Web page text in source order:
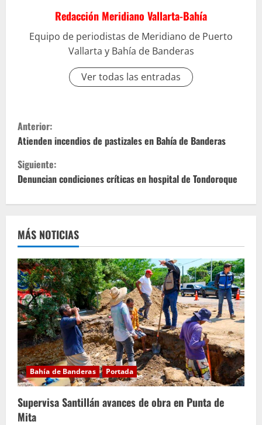
Redacción Meridiano Vallarta-Bahía
Equipo de periodistas de Meridiano de Puerto
Vallarta y Bahía de Banderas
Ver todas las entradas
S
i
g
l
e
y
e
n
d
o
Anterior:
Atienden incendios de pastizales en Bahía de Banderas
Siguiente:
Denuncian condiciones críticas en hospital de Tondoroque
MÁS NOTICIAS
Bahía de Banderas Portada
Supervisa Santillán avances de obra en Punta de
Mita